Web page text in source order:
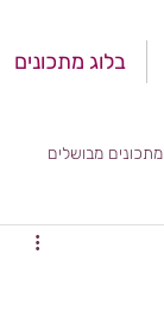
בלוג מתכונים
מתכונים מבושלים